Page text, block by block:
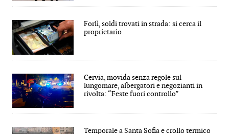
Forlì, soldi trovati in strada: si cerca il
proprietario
Cervia, movida senza regole sul
lungomare, albergatori e negozianti in
rivolta: “Feste fuori controllo”
Temporale a Santa Sofia e crollo termico